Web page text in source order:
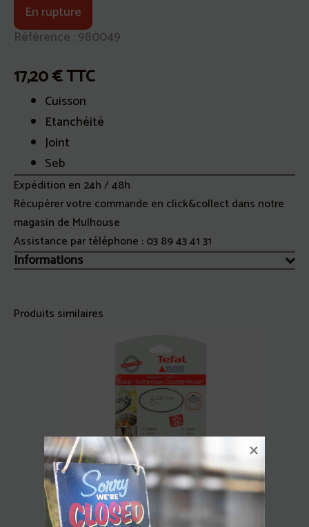
En rupture
Référence : 980049
17,20€TTC
Cuisson
Etanchéité
Joint
Seb
Expédition en 24h / 48h
Récupérer votre commande en click&collect dans notre
magasin de Mulhouse
Assistance par téléphone :03 89 43 41 31
Informations
Produits similaires
Joint Cocotte Minute Authentique
Inox/Alu 8L Seb